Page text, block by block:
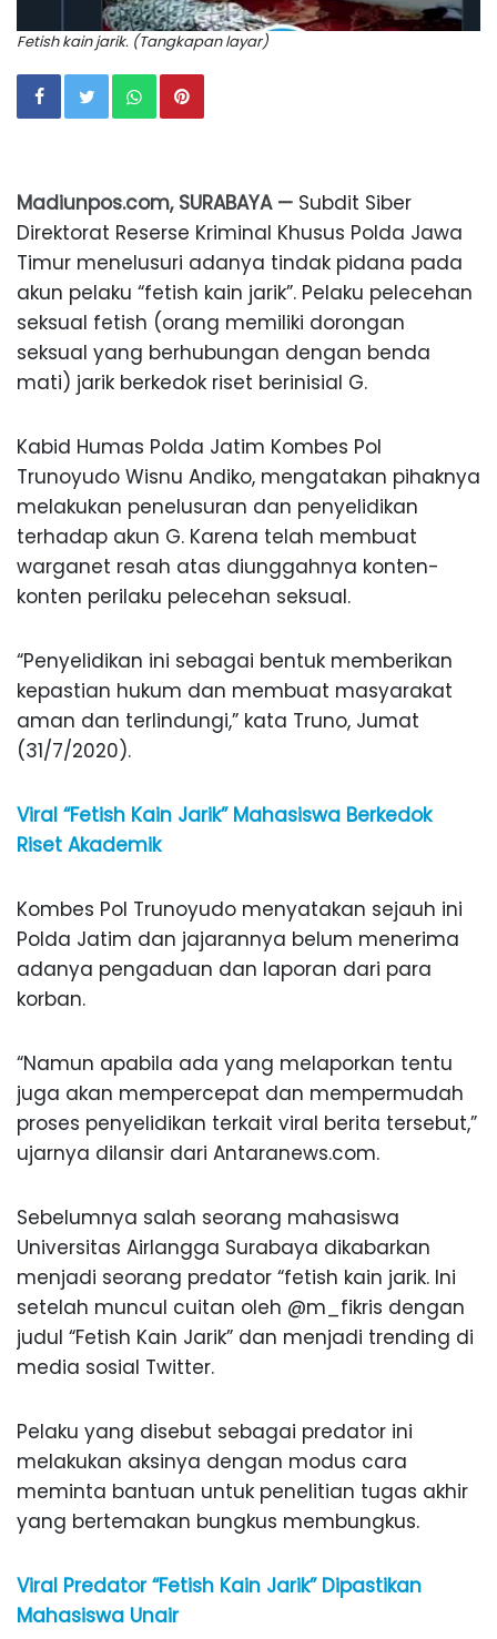
Fetish kain jarik. (Tangkapan layar)
Madiunpos.com, SURABAYA — Subdit Siber
Direktorat Reserse Kriminal Khusus Polda Jawa
Timur menelusuri adanya tindak pidana pada
akun pelaku “fetish kain jarik”. Pelaku pelecehan
seksual fetish (orang memiliki dorongan
seksual yang berhubungan dengan benda
mati) jarik berkedok riset berinisial G.
Kabid Humas Polda Jatim Kombes Pol
Trunoyudo Wisnu Andiko, mengatakan pihaknya
melakukan penelusuran dan penyelidikan
terhadap akun G. Karena telah membuat
warganet resah atas diunggahnya konten-
konten perilaku pelecehan seksual.
“Penyelidikan ini sebagai bentuk memberikan
kepastian hukum dan membuat masyarakat
aman dan terlindungi,” kata Truno, Jumat
(31/7/2020).
Viral “Fetish Kain Jarik” Mahasiswa Berkedok
Riset Akademik
Kombes Pol Trunoyudo menyatakan sejauh ini
Polda Jatim dan jajarannya belum menerima
adanya pengaduan dan laporan dari para
korban.
“Namun apabila ada yang melaporkan tentu
juga akan mempercepat dan mempermudah
proses penyelidikan terkait viral berita tersebut,”
ujarnya dilansir dari Antaranews.com.
Sebelumnya salah seorang mahasiswa
Universitas Airlangga Surabaya dikabarkan
menjadi seorang predator “fetish kain jarik. Ini
setelah muncul cuitan oleh @m_fikris dengan
judul “Fetish Kain Jarik” dan menjadi trending di
media sosial Twitter.
Pelaku yang disebut sebagai predator ini
melakukan aksinya dengan modus cara
meminta bantuan untuk penelitian tugas akhir
yang bertemakan bungkus membungkus.
Viral Predator “Fetish Kain Jarik” Dipastikan
Mahasiswa Unair